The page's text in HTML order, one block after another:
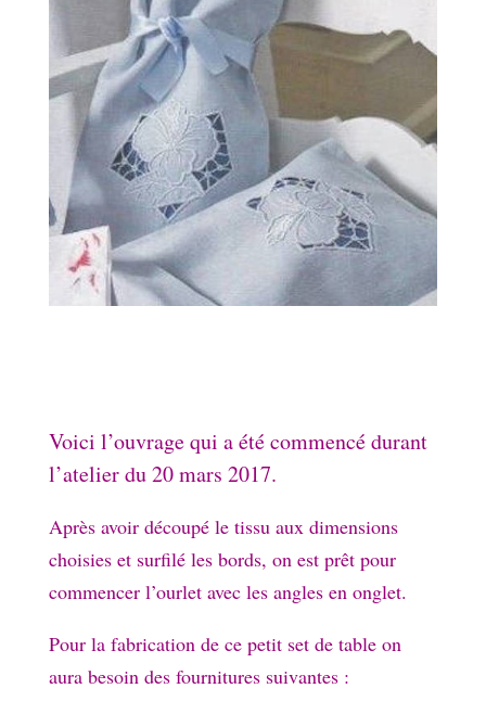
Voici l’ouvrage qui a été commencé durant
l’atelier du 20 mars 2017.
Après avoir découpé le tissu aux dimensions
choisies et surfilé les bords, on est prêt pour
commencer l’ourlet avec les angles en onglet.
Pour la fabrication de ce petit set de table on
aura besoin des fournitures suivantes :